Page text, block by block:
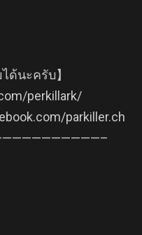
ด้นะครับ】
perkillark/
parkiller.ch